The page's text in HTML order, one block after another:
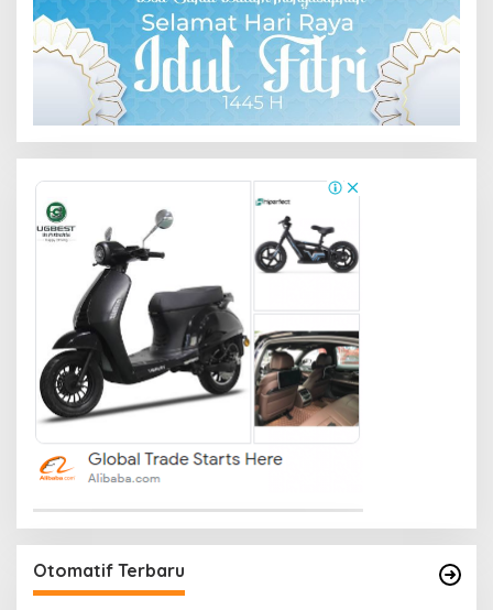
Otomatif Terbaru